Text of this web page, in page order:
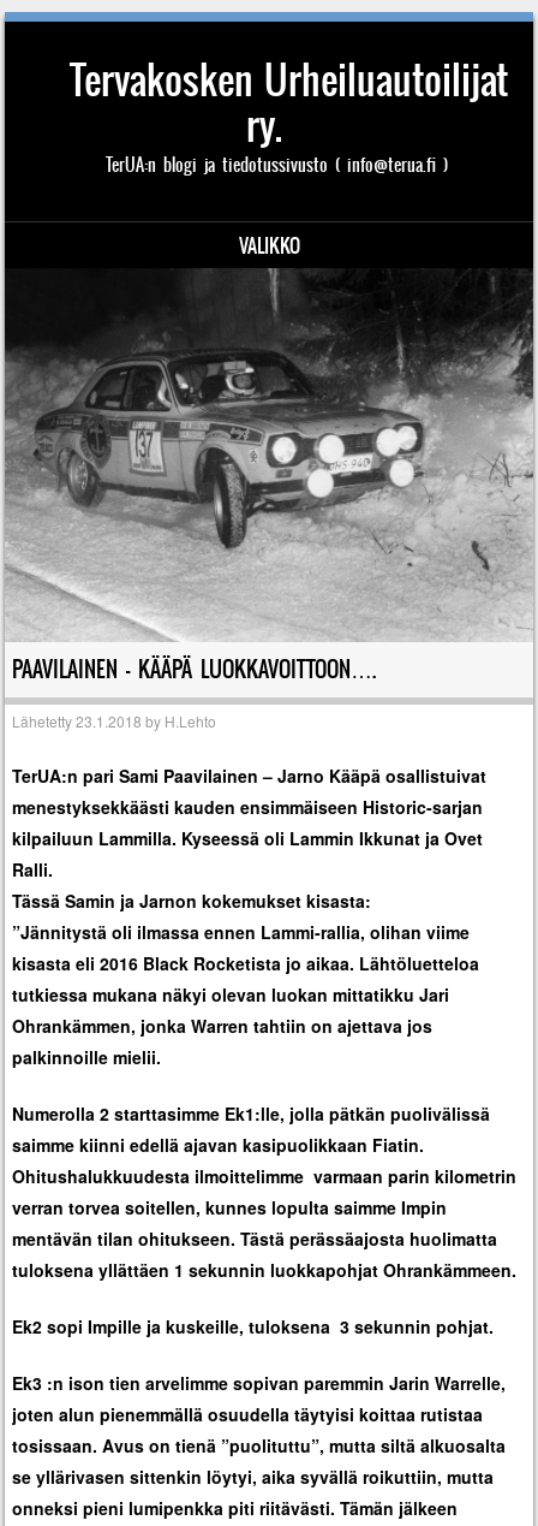
Tervakosken Urheiluautoilijat
ry.
TerUA:n blogi ja tiedotussivusto ( info@terua.fi )
VALIKKO
PAAVILAINEN – KÄÄPÄ LUOKKAVOITTOON….
Lähetetty23.1.2018 by H.Lehto
TerUA:n pari Sami Paavilainen – Jarno Kääpä osallistuivat
menestyksekkäästi kauden ensimmäiseen Historic-sarjan
kilpailuun Lammilla. Kyseessä oli Lammin Ikkunat ja Ovet
Ralli.
Tässä Samin ja Jarnon kokemukset kisasta:
”Jännitystä oli ilmassa ennen Lammi-rallia, olihan viime
kisasta eli 2016 Black Rocketista jo aikaa. Lähtöluetteloa
tutkiessa mukana näkyi olevan luokan mittatikku Jari
Ohrankämmen, jonka Warren tahtiin on ajettava jos
palkinnoille mielii.
Numerolla 2 starttasimme Ek1:lle, jolla pätkän puolivälissä
saimme kiinni edellä ajavan kasipuolikkaan Fiatin.
Ohitushalukkuudesta ilmoittelimme varmaan parin kilometrin
verran torvea soitellen, kunnes lopulta saimme Impin
mentävän tilan ohitukseen. Tästä perässäajosta huolimatta
tuloksena yllättäen 1 sekunnin luokkapohjat Ohrankämmeen.
Ek2 sopi Impille ja kuskeille, tuloksena 3 sekunnin pohjat.
Ek3 :n ison tien arvelimme sopivan paremmin Jarin Warrelle,
joten alun pienemmällä osuudella täytyisi koittaa rutistaa
tosissaan. Avus on tienä ”puolituttu”, mutta siltä alkuosalta
se yllärivasen sittenkin löytyi, aika syvällä roikuttiin, mutta
onneksi pieni lumipenkka piti riitävästi. Tämän jälkeen